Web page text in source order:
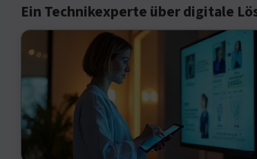
Ein Technikexperte über digitale